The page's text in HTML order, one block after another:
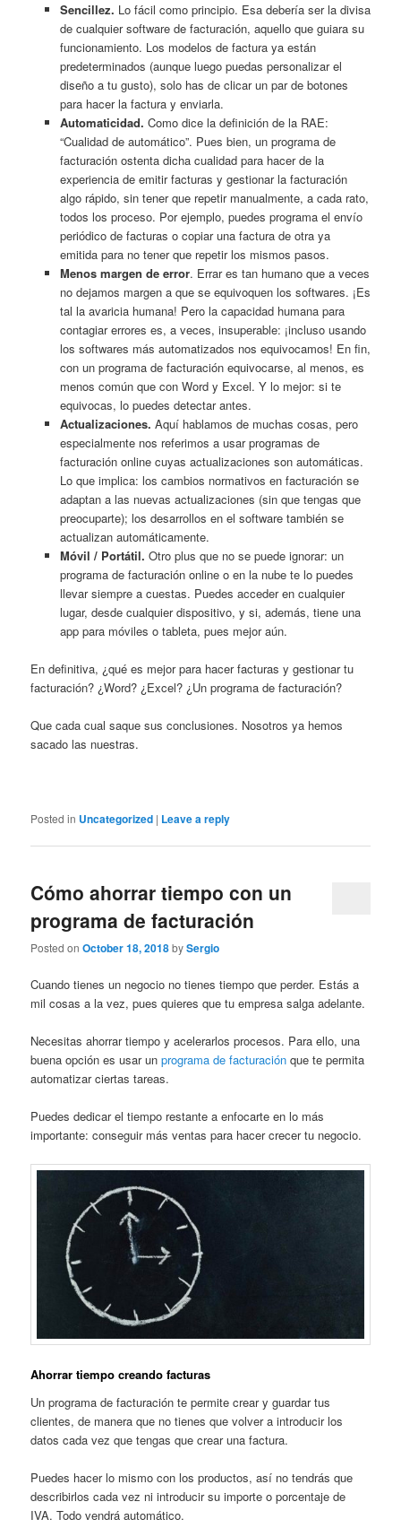
Sencillez. Lo fácil como principio. Esa debería ser la divisa
de cualquier software de facturación, aquello que guiara su
funcionamiento. Los modelos de factura ya están
predeterminados (aunque luego puedas personalizar el
diseño a tu gusto), solo has de clicar un par de botones
para hacer la factura y enviarla.
Automaticidad. Como dice la definición de la RAE:
“Cualidad de automático”. Pues bien, un programa de
facturación ostenta dicha cualidad para hacer de la
experiencia de emitir facturas y gestionar la facturación
algo rápido, sin tener que repetir manualmente, a cada rato,
todos los proceso. Por ejemplo, puedes programa el envío
periódico de facturas o copiar una factura de otra ya
emitida para no tener que repetir los mismos pasos.
Menos margen de error. Errar es tan humano que a veces
no dejamos margen a que se equivoquen los softwares. ¡Es
tal la avaricia humana! Pero la capacidad humana para
contagiar errores es, a veces, insuperable: ¡incluso usando
los softwares más automatizados nos equivocamos! En fin,
con un programa de facturación equivocarse, al menos, es
menos común que con Word y Excel. Y lo mejor: si te
equivocas, lo puedes detectar antes.
Actualizaciones. Aquí hablamos de muchas cosas, pero
especialmente nos referimos a usar programas de
facturación online cuyas actualizaciones son automáticas.
Lo que implica: los cambios normativos en facturación se
adaptan a las nuevas actualizaciones (sin que tengas que
preocuparte); los desarrollos en el software también se
actualizan automáticamente.
Móvil / Portátil. Otro plus que no se puede ignorar: un
programa de facturación online o en la nube te lo puedes
llevar siempre a cuestas. Puedes acceder en cualquier
lugar, desde cualquier dispositivo, y si, además, tiene una
app para móviles o tableta, pues mejor aún.
En definitiva, ¿qué es mejor para hacer facturas y gestionar tu
facturación? ¿Word? ¿Excel? ¿Un programa de facturación?
Que cada cual saque sus conclusiones. Nosotros ya hemos
sacado las nuestras.
Posted in Uncategorized | Leave a reply
Cómo ahorrar tiempo con un
programa de facturación
Posted onOctober 18, 2018bySergio
Cuando tienes un negocio no tienes tiempo que perder. Estás a
mil cosas a la vez, pues quieres que tu empresa salga adelante.
Necesitas ahorrar tiempo y acelerarlos procesos. Para ello, una
buena opción es usar unprograma de facturación que te permita
automatizar ciertas tareas.
Puedes dedicar el tiempo restante a enfocarte en lo más
importante: conseguir más ventas para hacer crecer tu negocio.
Ahorrar tiempo creando facturas
Un programa de facturación te permite crear y guardar tus
clientes, de manera que no tienes que volver a introducir los
datos cada vez que tengas que crear una factura.
Puedes hacer lo mismo con los productos, así no tendrás que
describirlos cada vez ni introducir su importe o porcentaje de
IVA. Todo vendrá automático.